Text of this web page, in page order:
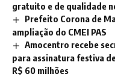
gratuito e de qualidade
Prefeito Corona de
ampliação do CMEI PAS
Amocentro recebe
para assinatura festiva
R$ 60 milhões